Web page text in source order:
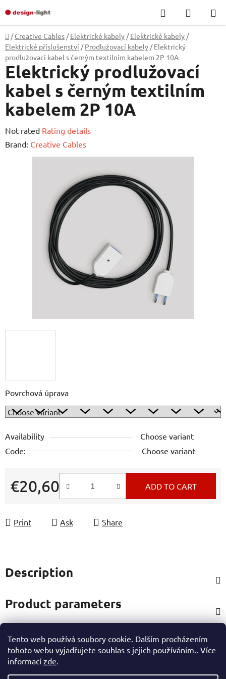
Tento web používá soubory cookie. Dalším procházením
tohoto webu vyjadřujete souhlas s jejich používáním.. Více
informací zde.
to
content
Search
CART
Home
/ Creative Cables / Elektrické kabely / Elektrické kabely /
Elektrické příslušenství / Prodlužovací kabely / Elektrický
prodlužovací kabel s černým textilním kabelem 2P 10A
Povrchová úprava
Availability
Choose variant
Code:
Choose variant
€20,60
Measure price:
ADD TO CART
Print Ask Share
Elektrický prodlužovací
kabel s černým textilním
kabelem 2P 10A
The
average
Not rated Rating details
Brand: Creative Cables
Description
Product parameters
Rating